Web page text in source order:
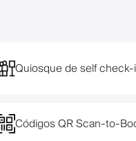
Quiosque de self
Códigos QR Scan-to-